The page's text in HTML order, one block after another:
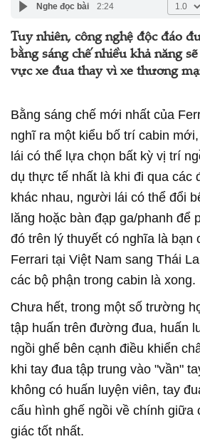
Nghe đọc bài 2:24
Tuy nhiên, công nghệ độc đáo
bằng sáng chế nhiều khả năng
vực xe đua thay vì xe thương
Bằng sáng chế mới nhất của
nghĩ ra một kiểu bố trí cabin
lái có thể lựa chọn bất kỳ vị trí
dụ thực tế nhất là khi đi qua các
khác nhau, người lái có thể đổi
lăng hoặc bàn đạp ga/phanh để
đó trên lý thuyết có nghĩa là bạn
Ferrari tại Việt Nam sang Thái
các bộ phận trong cabin là xong.
Chưa hết, trong một số trường
tập huấn trên đường đua, huấn
ngồi ghế bên cạnh điều khiển
khi tay đua tập trung vào "vần"
không có huấn luyện viên, tay
cấu hình ghế ngồi về chính giữa
giác tốt nhất.